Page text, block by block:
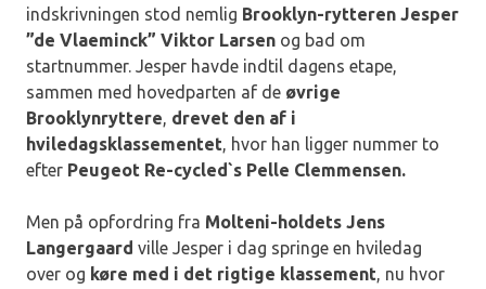
indskrivningen stod nemlig Brooklyn-rytteren Jesper
”de Vlaeminck” Viktor Larsen og bad om
startnummer. Jesper havde indtil dagens etape,
sammen med hovedparten af de øvrige
Brooklynryttere, drevet den af i
hviledagsklassementet, hvor han ligger nummer to
efter Peugeot Re-cycled`s Pelle Clemmensen.
Men på opfordring fra Molteni-holdets Jens
Langergaard ville Jesper i dag springe en hviledag
over og køre med i det rigtige klassement, nu hvor